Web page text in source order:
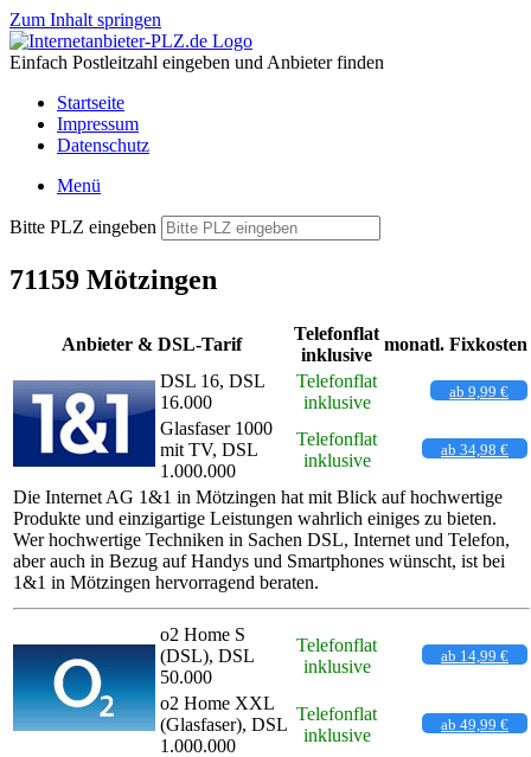
Zum Inhalt springen
Einfach Postleitzahl eingeben und Anbieter finden
Startseite
Impressum
Datenschutz
Menü
Bitte PLZ eingeben
71159 Mötzingen
Anbieter & DSL-Tarif
Telefonflat
inklusive
monatl. Fixkosten
DSL 16, DSL
16.000
Telefonflat
inklusive
ab 9,99 €
Glasfaser 1000
mit TV, DSL
1.000.000
Telefonflat
inklusive
ab 34,98 €
Die Internet AG 1&1 in Mötzingen hat mit Blick auf hochwertige
Produkte und einzigartige Leistungen wahrlich einiges zu bieten.
Wer hochwertige Techniken in Sachen DSL, Internet und Telefon,
aber auch in Bezug auf Handys und Smartphones wünscht, ist bei
1&1 in Mötzingen hervorragend beraten.
o2 Home S
(DSL), DSL
50.000
Telefonflat
inklusive
ab 14,99 €
o2 Home XXL
(Glasfaser), DSL
1.000.000
Telefonflat
inklusive
ab 49,99 €